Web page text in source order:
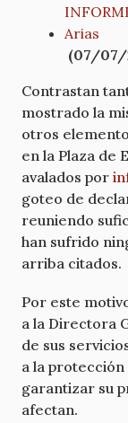
Arias
(07/07/
Contrastan
mostrado la
otros
en la Plaza de
avalados por
goteo de
reuniendo
han sufrido
arriba citados.
Por este
a la Directora
de sus
a la
garantizar su
afectan.